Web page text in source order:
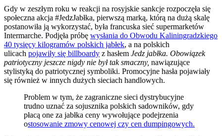
Gdy w zeszłym roku w reakcji na rosyjskie sankcje rozpoczęła się
społeczna akcja #JedzJabłka, pierwszą marką, którą na dużą skalę
postanowiła ją wykorzystać, była francuska sieć supermarketów
Intermarche. Podjęła próbę wysłania do Obwodu Kaliningradzkiego
40 tysięcy kilogramów polskich jabłek, a na polskich
ulicach pojawiły się billboardy z hasłem Jedz jabłka. Obowiązek
patriotyczny jeszcze nigdy nie był tak smaczny, nawiązujące
stylistyką do patriotycznej symboliki. Promocyjne hasła pojawiały
się również w innych dużych sieciach handlowych.
Problem w tym, że zagraniczne sieci dystrybucyjne
trudno uznać za sojusznika polskich sadowników, gdy
płacą one za jabłka ceny wywołujące podejrzenia
ostosowanie zmowy cenowej czy cen dumpingowych.